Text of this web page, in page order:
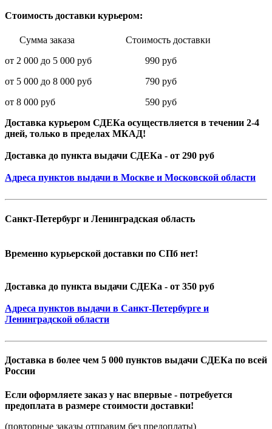
Стоимость доставки курьером:
Сумма заказа Стоимость доставки
от 2 000 до 5 000 руб 990 руб
от 5 000 до 8 000 руб 790 руб
от 8 000 руб 590 руб
Доставка курьером СДЕКа осуществляется в течении 2-4
дней, только в пределах МКАД!
Доставка до пункта выдачи СДЕКа - от 290 руб
Адреса пунктов выдачи в Москве и Московской области
Санкт-Петербург и Ленинградская область
Временно курьерской доставки по СПб нет!
Доставка до пункта выдачи СДЕКа - от 350 руб
Адреса пунктов выдачи в Санкт-Петербурге и
Ленинградской области
Доставка в более чем 5 000 пунктов выдачи СДЕКа по всей
России
Если оформляете заказ у нас впервые - потребуется
предоплата в размере стоимости доставки!
(повторные заказы отправим без предоплаты)